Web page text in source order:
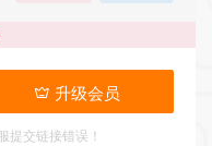
升级会员
提交链接错误！